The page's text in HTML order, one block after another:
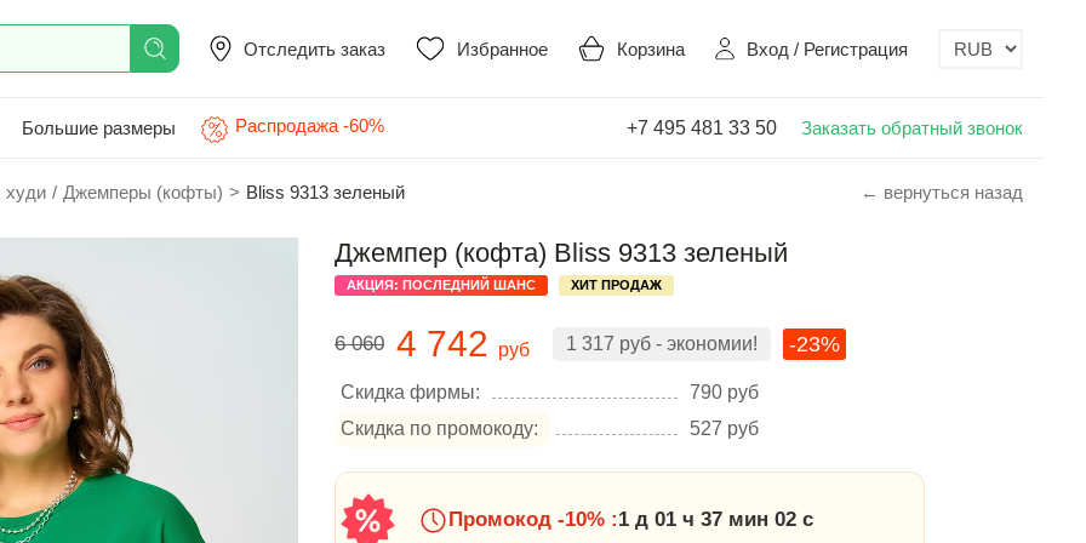
Отследить заказ Избранное Корзина Вход / Регистрация
Большие размеры Распродажа -60% +7 495 481 33 50 Заказать обратный звонок
худи / Джемперы (кофты) > Bliss 9313 зеленый ← вернуться назад
Джемпер (кофта) Bliss 9313 зеленый
АКЦИЯ: ПОСЛЕДНИЙ ШАНС ХИТ ПРОДАЖ
6 060 4 742 руб 1 317 руб - экономии! -23%
Скидка фирмы: 790 руб
Скидка по промокоду:
527 руб
Промокод -10% :1 д 01 ч 37 мин 01 с